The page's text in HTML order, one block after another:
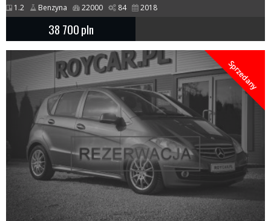
1.2 Benzyna 22000 84 2018
38 700pln
Sprzedany